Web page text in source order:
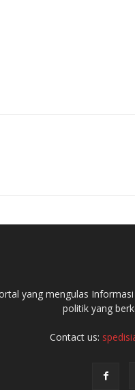
yang mengulas
politik yang
Contact us: